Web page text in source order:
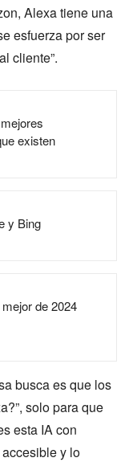
Alexa tiene una
esfuerza por ser
cliente”.
existen
y Bing
de 2024
busca es que los
solo para que
esta IA con
y lo